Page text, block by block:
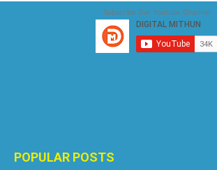
Subscribe Our Youtube Channel
POPULAR POSTS